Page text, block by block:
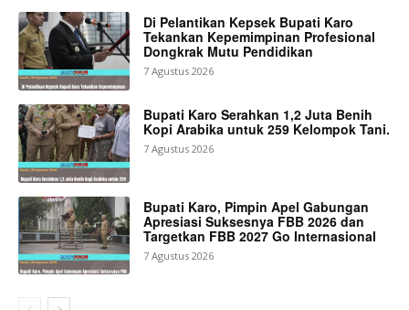
Di Pelantikan Kepsek Bupati Karo
Tekankan Kepemimpinan Profesional
Dongkrak Mutu Pendidikan
7 Agustus 2026
Bupati Karo Serahkan 1,2 Juta Benih
Kopi Arabika untuk 259 Kelompok Tani.
7 Agustus 2026
Bupati Karo, Pimpin Apel Gabungan
Apresiasi Suksesnya FBB 2026 dan
Targetkan FBB 2027 Go Internasional
7 Agustus 2026